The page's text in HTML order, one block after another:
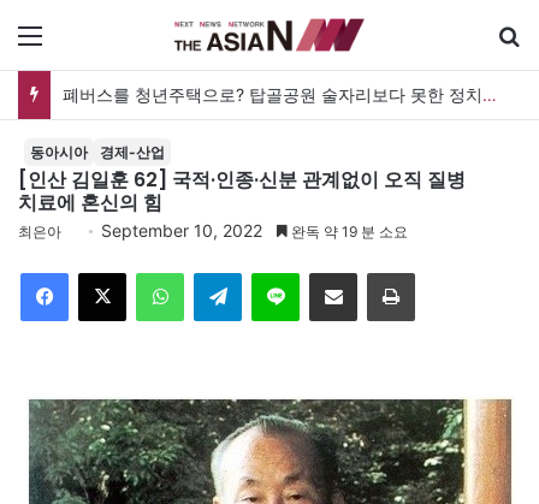
폐버스를 청년주택으로? 탑골공원 술자리보다 못한 정치의 상상력
동아시아 경제-산업
[인산 김일훈 62] 국적·인종·신분 관계없이 오직 질병
치료에 혼신의 힘
최은아 September 10, 2022 완독 약 19 분 소요
Telegram 이메일